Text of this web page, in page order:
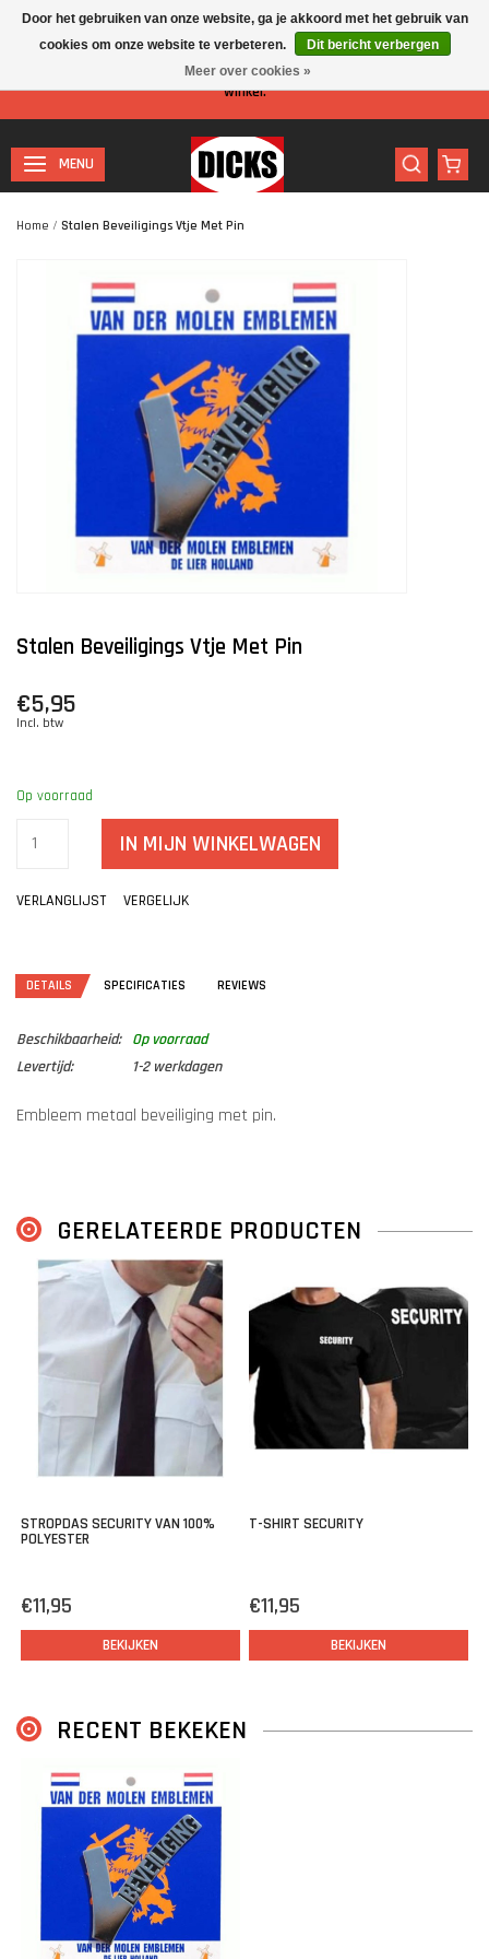
Let op: I.v.m. de zomervakantie is er minder personeel aanwezig in de
winkel.
MENU
Home / Stalen Beveiligings Vtje Met Pin
Stalen Beveiligings Vtje Met Pin
€5,95
Incl. btw
Op voorraad
IN MIJN WINKELWAGEN
VERLANGLIJST VERGELIJK
DETAILS SPECIFICATIES REVIEWS
Beschikbaarheid:
Op voorraad
Levertijd:
1-2 werkdagen
Embleem metaal beveiliging met pin.
GERELATEERDE PRODUCTEN
STROPDAS SECURITY VAN 100%
POLYESTER
€11,95
BEKIJKEN
T-SHIRT SECURITY
€11,95
BEKIJKEN
RECENT BEKEKEN
Door het gebruiken van onze website, ga je akkoord met het gebruik van
cookies om onze website te verbeteren.
Dit bericht verbergen
Meer over cookies »